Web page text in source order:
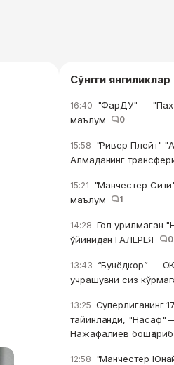
Сўнгги янгиликлар
16:40 "ФарДУ" —
маълум
0
15:58 "Ривер Плейт"
Алмаданинг
15:21 "Манчестер
маълум
1
14:28 Гол урилмаган
ўйинидан ГАЛЕРЕЯ
0
13:43 “Бунёдкор” —
учрашувни сиз
13:25 Суперлиганинг
тайинланди, "Насаф"
Нажафалиев
12:58 "Манчестер